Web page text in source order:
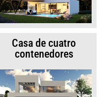
Casa de cuatro
contenedores